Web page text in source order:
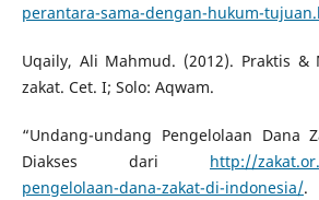
perantara-sama-dengan-hukum-
Uqaily, Ali Mahmud. (2012). Praktis
zakat. Cet. I; Solo: Aqwam.
“Undang-undang Pengelolaan Dana
Diakses dari http://
pengelolaan-dana-zakat-di-indonesia/.